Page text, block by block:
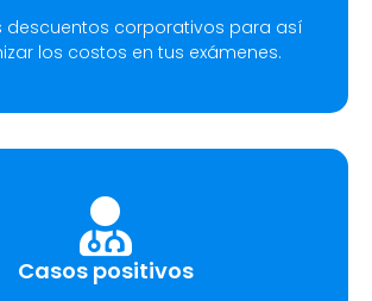
descuentos corporativos para así
los costos en tus exámenes.
Casos positivos